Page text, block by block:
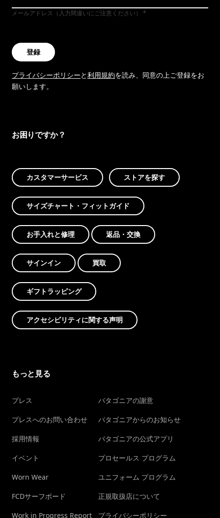
メールアドレス（入力間違いにご注意ください）
登録
プライバシーポリシーと利用規約を読み、同意の上ご登録をお
願いします。
お困りですか？
カスタマーサービス ストアを探す
サイズチャート・フィットガイド
お手入れと修理 返品・交換
サインイン 買取
ギフトラッピング
アクセシビリティに関する声明
もっと見る
プレス
プレスへのお問い合わせ
採用情報
イベント
Worn Wear
FCDサーフボード
Work in Progress Report
パタゴニアの謝意
パタゴニアからのお知らせ
パタゴニアの公式アプリ
プロセールス プログラム
ユニフォーム プログラム
正規取扱店について
プライバシーポリシー